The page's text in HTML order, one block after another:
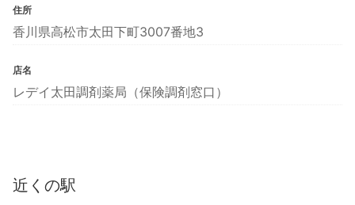
住所
香川県高松市太田下町3007番地3
店名
レデイ太田調剤薬局（保険調剤窓口）
近くの駅